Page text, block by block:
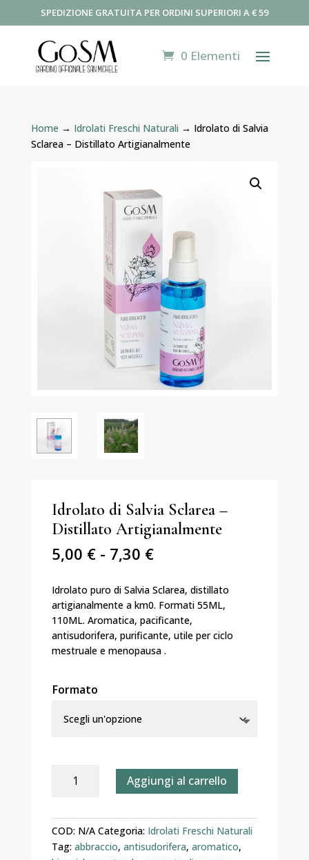
SPEDIZIONE GRATUITA PER ORDINI SUPERIORI A € 59
0 Elementi
Home → Idrolati Freschi Naturali → Idrolato di Salvia
Sclarea – Distillato Artigianalmente
Idrolato di Salvia Sclarea –
Distillato Artigianalmente
5,00 € - 7,30 €Fascia
prezzo:
da
5,00 €
a
7,30 €
Idrolato puro di Salvia Sclarea, distillato
artigianalmente a km0. Formati 55ML,
110ML. Aromatica, pacificante,
antisudorifera, purificante, utile per ciclo
mestruale e menopausa .
Formato
Sclarea
–
Distillato
Aggiungi al carrello
COD: N/A Categoria: Idrolati Freschi Naturali
Tag: abbraccio, antisudorifera, aromatico,